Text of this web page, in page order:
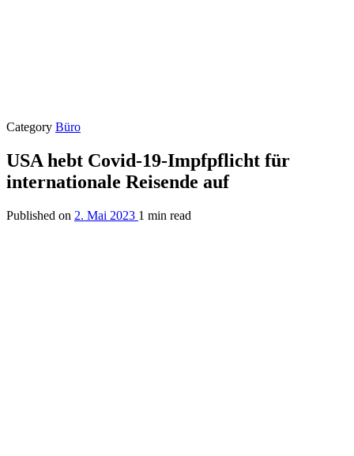
Category Büro
USA hebt Covid-19-Impfpflicht für
internationale Reisende auf
Published on 2. Mai 2023 1 min read